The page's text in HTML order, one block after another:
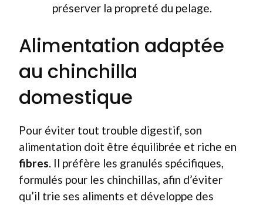
préserver la propreté du pelage.
Alimentation adaptée
au chinchilla
domestique
Pour éviter tout trouble digestif, son
alimentation doit être équilibrée et riche en
fibres. Il préfère les granulés spécifiques,
formulés pour les chinchillas, afin d’éviter
qu’il trie ses aliments et développe des